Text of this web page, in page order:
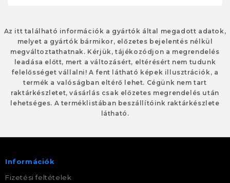
Az itt található információk a gyártók által megadott adatok,
melyet a gyártók bármikor, előzetes bejelentés nélkül
megváltoztathatnak. Kérjük, tájékozódjon a megrendelés
leadása előtt, mert a változásért, eltérésért nem tudunk
felelősséget vállalni! A fent látható képek illusztrációk, a
termék a valóságban eltérő lehet. Cégünk nem tart
raktárkészletet, vásárlás csak előzetes megrendelés után
lehetséges. A terméklistában beszállítóink raktárkészlete
látható.
Információk
Fizetési feltételek